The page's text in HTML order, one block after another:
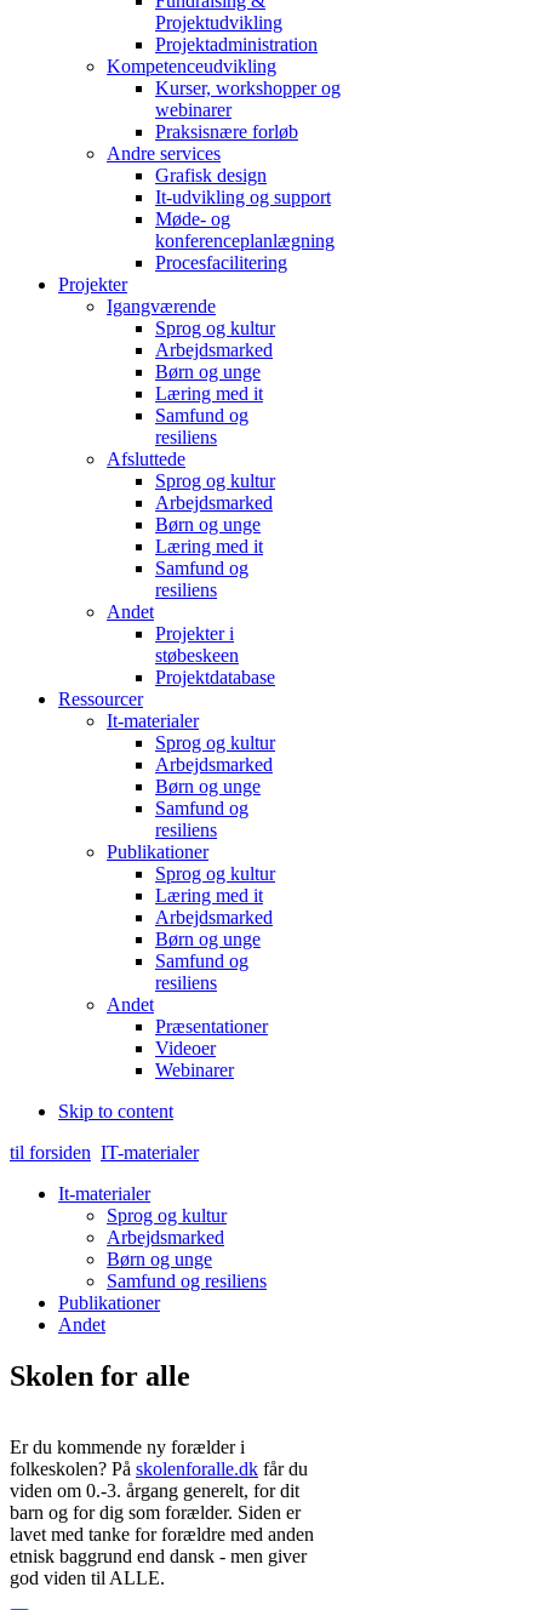
Projektudvikling
Projektadministration
Kompetenceudvikling
Kurser, workshopper og
webinarer
Praksisnære forløb
Andre services
Grafisk design
It-udvikling og support
Møde- og
konferenceplanlægning
Procesfacilitering
Projekter
Igangværende
Sprog og kultur
Arbejdsmarked
Børn og unge
Læring med it
Samfund og
resiliens
Afsluttede
Sprog og kultur
Arbejdsmarked
Børn og unge
Læring med it
Samfund og
resiliens
Andet
Projekter i
støbeskeen
Projektdatabase
Ressourcer
It-materialer
Sprog og kultur
Arbejdsmarked
Børn og unge
Samfund og
resiliens
Publikationer
Sprog og kultur
Læring med it
Arbejdsmarked
Børn og unge
Samfund og
resiliens
Andet
Præsentationer
Videoer
Webinarer
Skip to content
til forsiden IT-materialer
It-materialer
Sprog og kultur
Arbejdsmarked
Børn og unge
Samfund og resiliens
Publikationer
Andet
Skolen for alle
Er du kommende ny forælder i
folkeskolen? På skolenforalle.dk får du
viden om 0.-3. årgang generelt, for dit
barn og for dig som forælder. Siden er
lavet med tanke for forældre med anden
etnisk baggrund end dansk - men giver
god viden til ALLE.